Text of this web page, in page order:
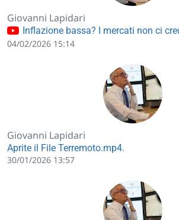
Giovanni Lapidari
Inflazione bassa? I mercati non ci
04/02/2026 15:14
Giovanni Lapidari
Aprite il File Terremoto.mp4.
30/01/2026 13:57